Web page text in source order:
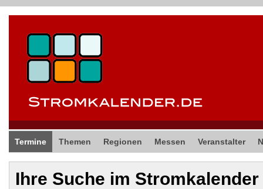
Termine Themen Regionen Messen Veranstalter
Ihre Suche im Stromkalender